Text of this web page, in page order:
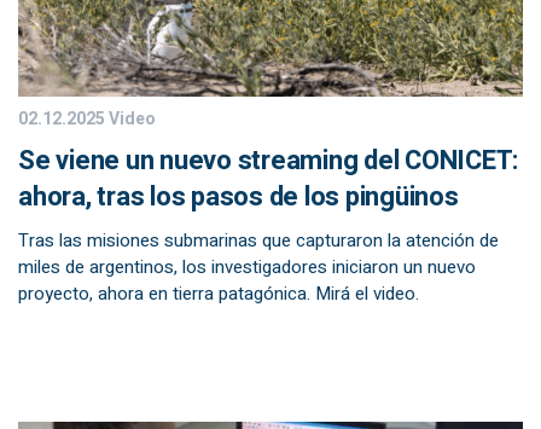
02.12.2025Video
Se viene un nuevo streaming del CONICET:
ahora, tras los pasos de los pingüinos
Tras las misiones submarinas que capturaron la atención de
miles de argentinos, los investigadores iniciaron un nuevo
proyecto, ahora en tierra patagónica. Mirá el video.